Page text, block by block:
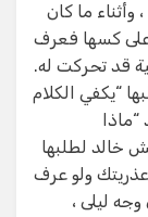
وأثناء ما كان
على كسها فعرف
قد تحركت له.
“يكفي الكلام
خالد لطلبها
ولو عرف
ليلى ،